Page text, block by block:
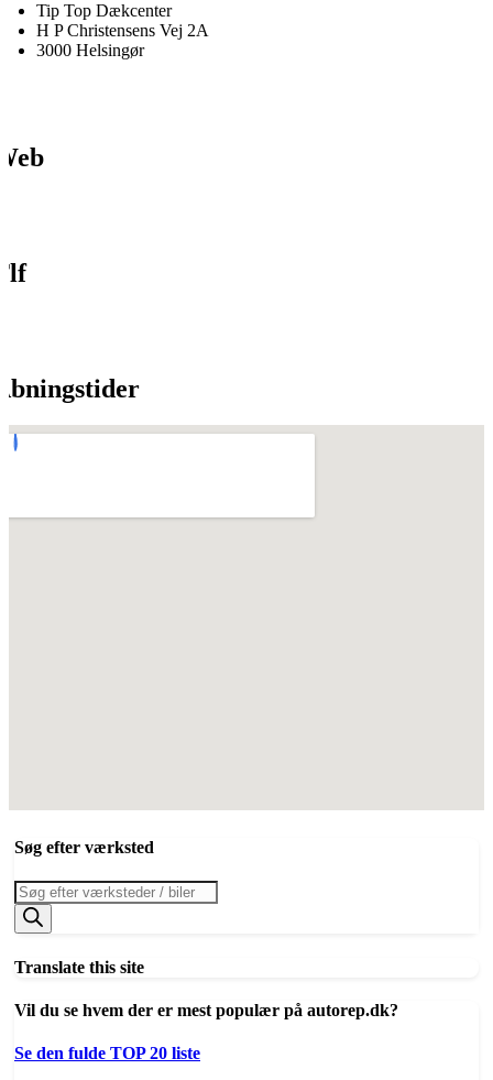
Tip Top Dækcenter
H P Christensens Vej 2A
3000 Helsingør
Søg efter værksted
Products
search
Translate this site
Vil du se hvem der er mest populær på autorep.dk?
Se den fulde TOP 20 liste